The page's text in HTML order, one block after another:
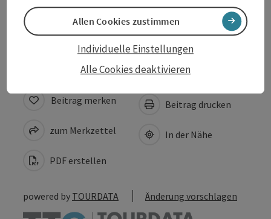
Barrierefreiheit
Beitrag merken
zum Merkzettel
PDF erstellen
Beitrag drucken
In der Nähe
powered by TOURDATA Änderung vorschlagen
Alle Cookies deaktivieren
Individuelle Einstellungen
Allen Cookies zustimmen